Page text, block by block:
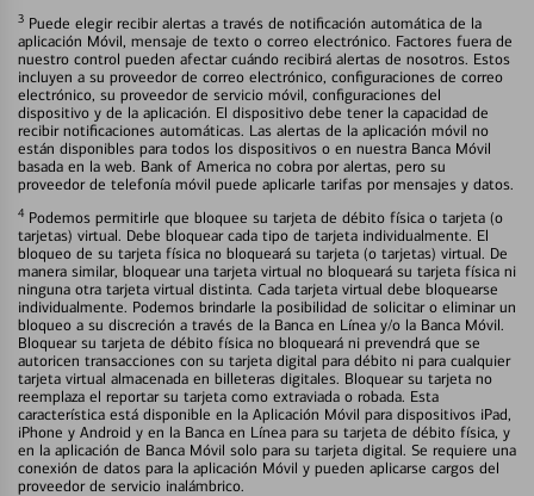
3 Puede elegir recibir alertas a través de notificación automática de la
aplicación Móvil, mensaje de texto o correo electrónico. Factores fuera de
nuestro control pueden afectar cuándo recibirá alertas de nosotros. Estos
incluyen a su proveedor de correo electrónico, configuraciones de correo
electrónico, su proveedor de servicio móvil, configuraciones del
dispositivo y de la aplicación. El dispositivo debe tener la capacidad de
recibir notificaciones automáticas. Las alertas de la aplicación móvil no
están disponibles para todos los dispositivos o en nuestra Banca Móvil
basada en la web. Bank of America no cobra por alertas, pero su
proveedor de telefonía móvil puede aplicarle tarifas por mensajes y datos.
4 Podemos permitirle que bloquee su tarjeta de débito física o tarjeta (o
tarjetas) virtual. Debe bloquear cada tipo de tarjeta individualmente. El
bloqueo de su tarjeta física no bloqueará su tarjeta (o tarjetas) virtual. De
manera similar, bloquear una tarjeta virtual no bloqueará su tarjeta física ni
ninguna otra tarjeta virtual distinta. Cada tarjeta virtual debe bloquearse
individualmente. Podemos brindarle la posibilidad de solicitar o eliminar un
bloqueo a su discreción a través de la Banca en Línea y/o la Banca Móvil.
Bloquear su tarjeta de débito física no bloqueará ni prevendrá que se
autoricen transacciones con su tarjeta digital para débito ni para cualquier
tarjeta virtual almacenada en billeteras digitales. Bloquear su tarjeta no
reemplaza el reportar su tarjeta como extraviada o robada. Esta
característica está disponible en la Aplicación Móvil para dispositivos iPad,
iPhone y Android y en la Banca en Línea para su tarjeta de débito física, y
en la aplicación de Banca Móvil solo para su tarjeta digital. Se requiere una
conexión de datos para la aplicación Móvil y pueden aplicarse cargos del
proveedor de servicio inalámbrico.